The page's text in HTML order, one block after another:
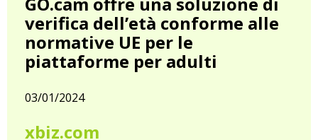
verifica dell’età conforme alle
normative UE per le
piattaforme per adulti
03/01/2024
xbiz.com